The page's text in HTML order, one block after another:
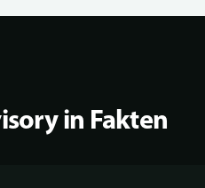
in Fakten